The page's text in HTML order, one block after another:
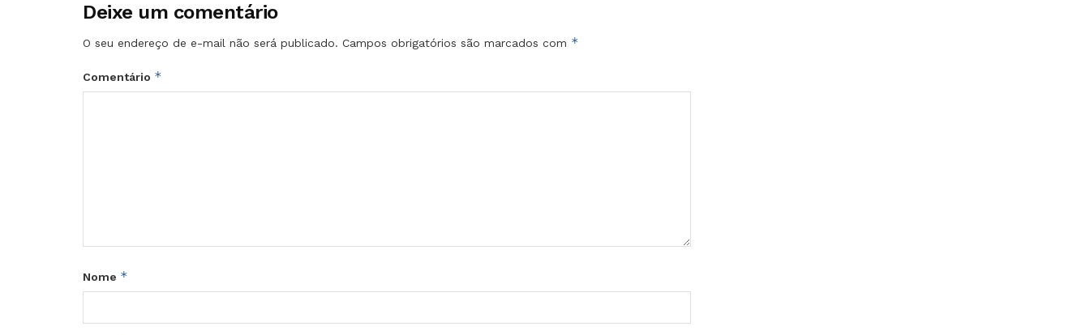
Deixe um comentário
O seu endereço de e-mail não será publicado. Campos obrigatórios são marcados com *
Comentário *
Nome *